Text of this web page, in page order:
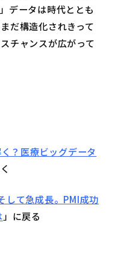
データは時代ととも
だ構造化されきって
チャンスが広がって
？医療ビッグデータ
して急成長。PMI成功
」に戻る